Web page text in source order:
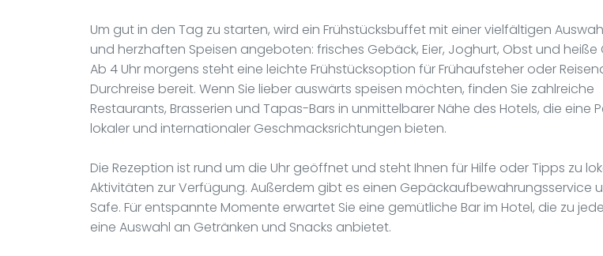
Um gut in den Tag zu starten, wird ein Frühstücksbuffet mit einer vielfältigen
und herzhaften Speisen angeboten: frisches Gebäck, Eier, Joghurt, Obst und heiße
Ab 4 Uhr morgens steht eine leichte Frühstücksoption für Frühaufsteher oder
Durchreise bereit. Wenn Sie lieber auswärts speisen möchten, finden Sie zahlreiche
Restaurants, Brasserien und Tapas-Bars in unmittelbarer Nähe des Hotels, die eine
lokaler und internationaler Geschmacksrichtungen bieten.
Die Rezeption ist rund um die Uhr geöffnet und steht Ihnen für Hilfe oder Tipps zu
Aktivitäten zur Verfügung. Außerdem gibt es einen Gepäckaufbewahrungsservice
Safe. Für entspannte Momente erwartet Sie eine gemütliche Bar im Hotel, die zu
eine Auswahl an Getränken und Snacks anbietet.